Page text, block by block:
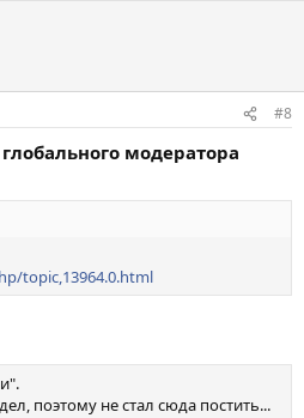
#8
модератора
topic,13964.0.html
поэтому не стал сюда постить...